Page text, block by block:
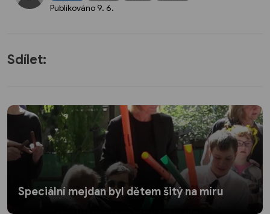
Publikováno 9. 6.
Sdílet:
Speciální mejdan byl dětem šitý na míru